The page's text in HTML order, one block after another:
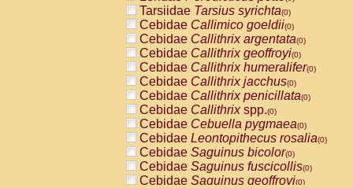
Tarsiidae Tarsius syrichta(0)
Cebidae Callimico goeldii(0)
Cebidae Callithrix argentata(0)
Cebidae Callithrix geoffroyi(0)
Cebidae Callithrix humeralifer(0)
Cebidae Callithrix jacchus(0)
Cebidae Callithrix penicillata(0)
Cebidae Callithrixspp.(0)
Cebidae Cebuella pygmaea(0)
Cebidae Leontopithecus rosalia(0)
Cebidae Saguinus bicolor(0)
Cebidae Saguinus fuscicollis(0)
Cebidae Saguinus geoffroyi(0)